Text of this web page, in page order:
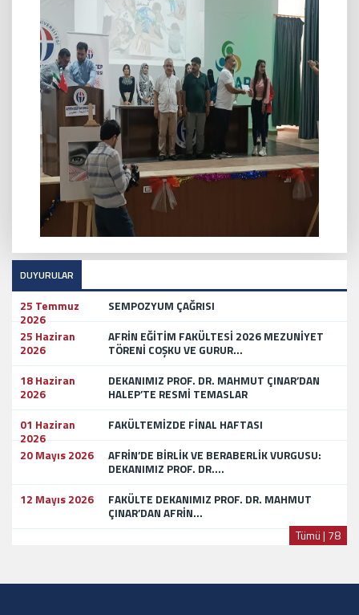
DUYURULAR
25 Temmuz
2026
SEMPOZYUM ÇAĞRISI
25 Haziran
2026
AFRİN EĞİTİM FAKÜLTESİ 2026 MEZUNİYET
TÖRENİ COŞKU VE GURUR...
18 Haziran
2026
DEKANIMIZ PROF. DR. MAHMUT ÇINAR’DAN
HALEP’TE RESMİ TEMASLAR
01 Haziran
2026
FAKÜLTEMİZDE FİNAL HAFTASI
20 Mayıs 2026
AFRİN’DE BİRLİK VE BERABERLİK VURGUSU:
DEKANIMIZ PROF. DR....
12 Mayıs 2026
FAKÜLTE DEKANIMIZ PROF. DR. MAHMUT
ÇINAR’DAN AFRİN...
Tümü | 78